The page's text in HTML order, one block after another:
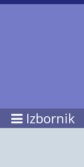
Izbornik